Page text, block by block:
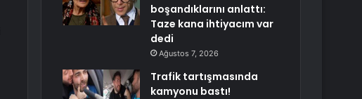
boşandıklarını anlattı:
Taze kana ihtiyacım var
dedi
Ağustos 7, 2026
Trafik tartışmasında
kamyonu bastı!